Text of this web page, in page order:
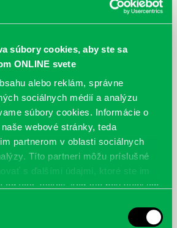
súbory cookies, aby ste sa
ONLINE svete
alebo reklám, správne
sociálnych médií a analýzu
súbory cookies. Informácie o
webové stránky, teda
partnerom v oblasti sociálnych
Títo partneri môžu príslušné
s ďalšími údajmi, ktoré ste im
od vás získali, keď ste používali ich